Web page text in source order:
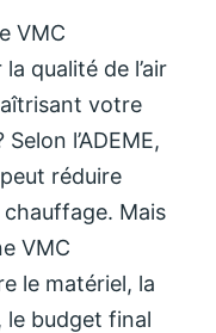
VMC
qualité de l’air
votre
l’ADEME,
réduire
chauffage. Mais
VMC
le matériel, la
le budget final